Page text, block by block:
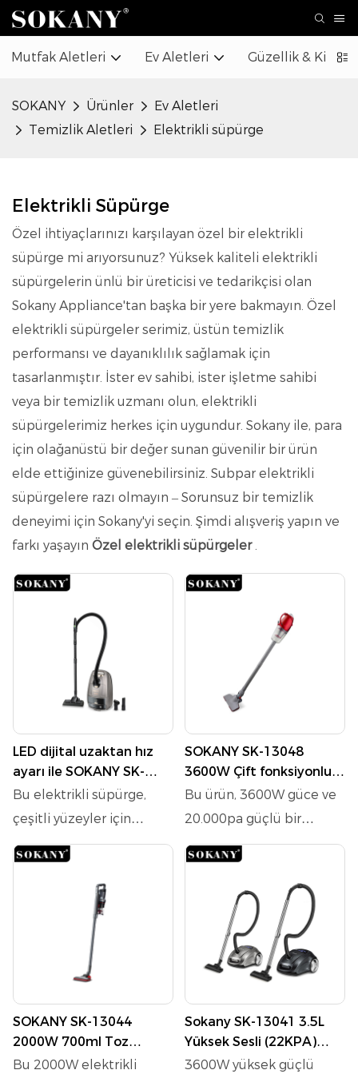
Mutfak Aletleri Ev Aletleri Güzellik & Kişisel
SOKANY Ürünler
Ev Aletleri
Temizlik Aletleri
Elektrikli süpürge
Elektrikli Süpürge
Özel ihtiyaçlarınızı karşılayan özel bir elektrikli
süpürge mi arıyorsunuz? Yüksek kaliteli elektrikli
süpürgelerin ünlü bir üreticisi ve tedarikçisi olan
Sokany Appliance'tan başka bir yere bakmayın. Özel
elektrikli süpürgeler serimiz, üstün temizlik
performansı ve dayanıklılık sağlamak için
tasarlanmıştır. İster ev sahibi, ister işletme sahibi
veya bir temizlik uzmanı olun, elektrikli
süpürgelerimiz herkes için uygundur. Sokany ile, para
için olağanüstü bir değer sunan güvenilir bir ürün
elde ettiğinize güvenebilirsiniz. Subpar elektrikli
süpürgelere razı olmayın – Sorunsuz bir temizlik
deneyimi için Sokany'yi seçin. Şimdi alışveriş yapın ve
farkı yaşayın Özel elektrikli süpürgeler
LED dijital uzaktan hız
ayarı ile SOKANY SK-
13060 5000W elektrikli
süpürge
Bu elektrikli süpürge,
çeşitli yüzeyler için
kapsamlı bir temizlik
sağlayan güçlü bir
≥30KPA emme sağlayan
sağlam bir 5000W
motora sahiptir. Cömert
bir 5L kapasitesiyle, sık
boşaltma ihtiyacını en
tüp ile inşa edilmiş,
sağlamlığı ve
SOKANY SK-13048
3600W Çift fonksiyonlu
üfleme ve emme ile 8'si 1
arada elektrikli süpürge
Bu ürün, 3600W güce ve
20.000pa güçlü bir
vakum emme ile çok
yönlü bir el/dik vakum
süpürgesidir. 1.7L büyük
kapasiteli toz kutusu, çift
fonksiyonlu üfleme ve
emme, düşük gürültü
çalışması, yüksek
filtrasyon sistemine
sahiptir, kapsamlı
SOKANY SK-13044
2000W 700ml Toz
Kupası ve Crevice Aracı
Bu 2000W elektrikli
Sokany SK-13041 3.5L
Yüksek Sesli (22KPA)
LCD, 6 Seviyeli Ayarla
3600W yüksek güçlü